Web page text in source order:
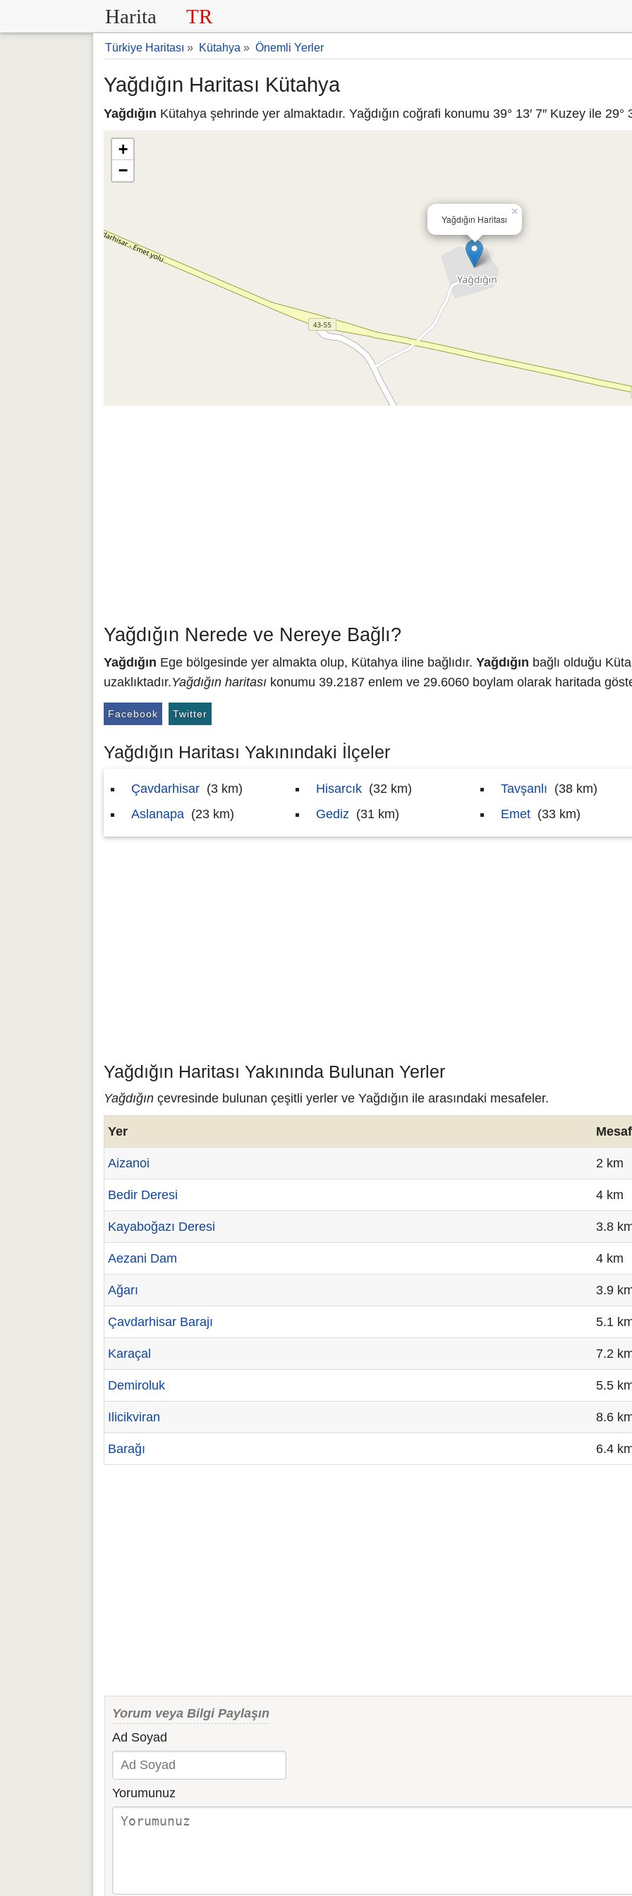
Harita TR
Türkiye Haritası » Kütahya » Önemli Yerler
Yağdığın Haritası Kütahya
Yağdığın Kütahya şehrinde yer almaktadır. Yağdığın coğrafi konumu 39° 13′ 7″ Kuzey ile 29°
Yağdığın Haritası
×
+
−
Yağdığın Nerede ve Nereye Bağlı?
Yağdığın Ege bölgesinde yer almakta olup, Kütahya iline bağlıdır. Yağdığın bağlı olduğu
uzaklıktadır.Yağdığın haritası konumu 39.2187 enlem ve 29.6060 boylam olarak haritada
Facebook Twitter
Yağdığın Haritası Yakınındaki İlçeler
Çavdarhisar (3 km)
Aslanapa (23 km)
Hisarcık (32 km)
Gediz (31 km)
Tavşanlı (38 km)
Emet (33 km)
Yağdığın Haritası Yakınında Bulunan Yerler
Yağdığın çevresinde bulunan çeşitli yerler ve Yağdığın ile arasındaki mesafeler.
Yer
Aizanoi 2 km
Bedir Deresi 4 km
Kayaboğazı Deresi 3.8
Aezani Dam 4 km
Ağarı 3.9
Çavdarhisar Barajı 5.1
Karaçal 7.2
Demiroluk 5.5
Ilicikviran 8.6
Barağı 6.4
Yorum veya Bilgi Paylaşın
Ad Soyad
Yorumunuz